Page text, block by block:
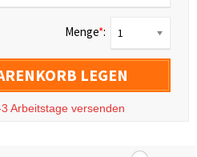
Menge*: 1
LEGEN
Arbeitstage versenden